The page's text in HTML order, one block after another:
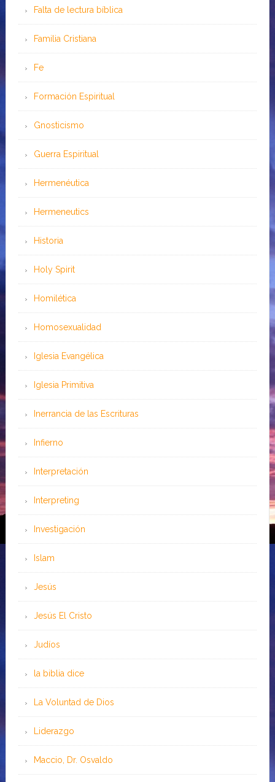
Falta de lectura bíblica
Familia Cristiana
Fe
Formación Espiritual
Gnosticismo
Guerra Espiritual
Hermenéutica
Hermeneutics
Historia
Holy Spirit
Homilética
Homosexualidad
Iglesia Evangélica
Iglesia Primitiva
Inerrancia de las Escrituras
Infierno
Interpretación
Interpreting
Investigación
Islam
Jesús
Jesús El Cristo
Judíos
la biblia dice
La Voluntad de Dios
Liderazgo
Maccio, Dr. Osvaldo